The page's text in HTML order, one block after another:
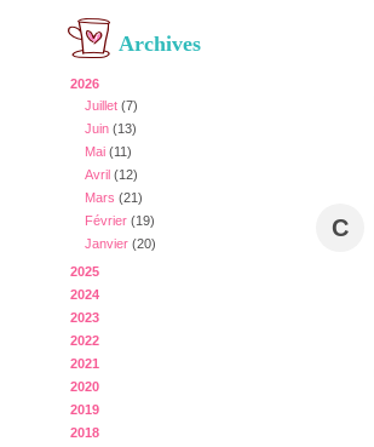
Archives
2026
Juillet (7)
Juin (13)
Mai (11)
Avril (12)
Mars (21)
Février (19)
Janvier (20)
2025
2024
2023
2022
2021
2020
2019
2018
C